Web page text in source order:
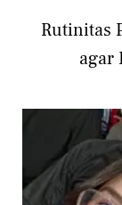
Rutinitas
agar